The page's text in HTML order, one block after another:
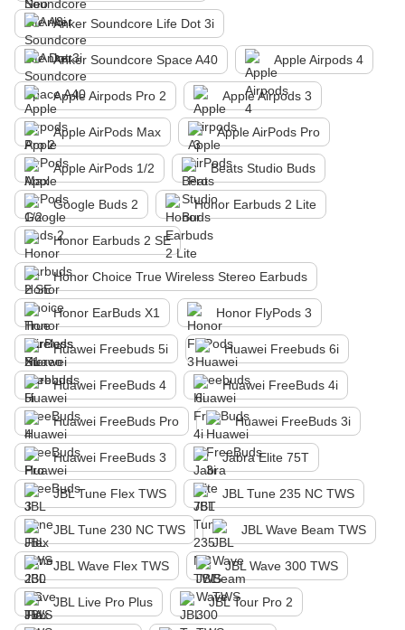
Anker Soundcore Life Dot 3i
Anker Soundcore Space A40 Apple Airpods 4
Apple Airpods Pro 2 Apple Airpods 3
Apple AirPods Max Apple AirPods Pro
Apple AirPods 1/2 Beats Studio Buds
Google Buds 2 Honor Earbuds 2 Lite
Honor Earbuds 2 SE
Honor Choice True Wireless Stereo Earbuds
Honor EarBuds X1 Honor FlyPods 3
Huawei Freebuds 5i Huawei Freebuds 6i
Huawei FreeBuds 4 Huawei FreeBuds 4i
Huawei FreeBuds Pro Huawei FreeBuds 3i
Huawei FreeBuds 3 Jabra Elite 75T
JBL Tune Flex TWS JBL Tune 235 NC TWS
JBL Tune 230 NC TWS JBL Wave Beam TWS
JBL Wave Flex TWS JBL Wave 300 TWS
JBL Live Pro Plus JBL Tour Pro 2